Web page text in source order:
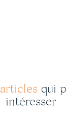
articles qui
intéresser